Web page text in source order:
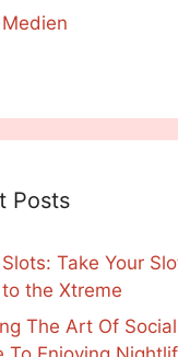
Posts
Take Your
the Xtreme
The Art Of